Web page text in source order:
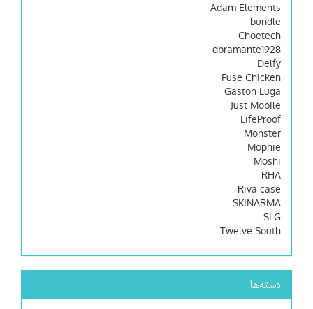
Adam Elements
bundle
Choetech
dbramante1928
Delfy
Fuse Chicken
Gaston Luga
Just Mobile
LifeProof
Monster
Mophie
Moshi
RHA
Riva case
SKINARMA
SLG
Twelve South
دسته‌ها